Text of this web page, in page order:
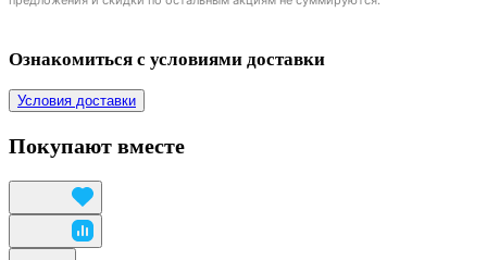
Ознакомиться с условиями доставки
Условия доставки
Покупают вместе